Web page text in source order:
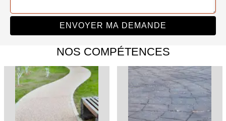
NOS COMPÉTENCES